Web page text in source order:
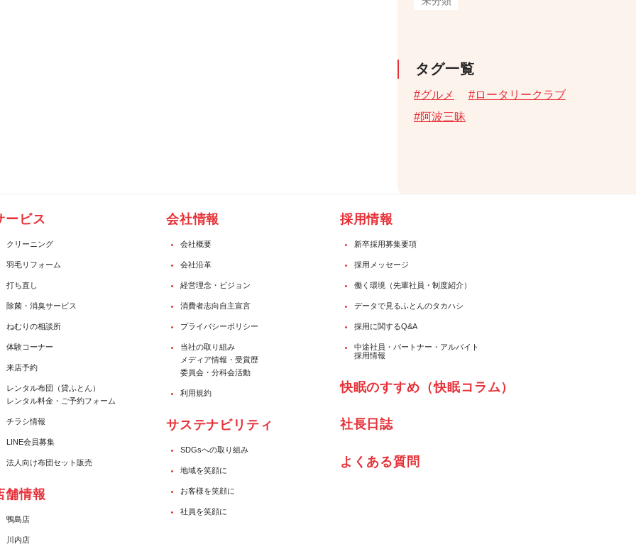
タグ一覧
グルメ
ロータリークラブ
阿波三昧
ービス
クリーニング
羽毛リフォーム
打ち直し
除菌・消臭サービス
ねむりの相談所
体験コーナー
来店予約
レンタル布団（貸ふとん）
レンタル料金・ご予約フォーム
チラシ情報
LINE会員募集
法人向け布団セット販売
舗情報
鴨島店
川内店
会社情報
会社概要
会社沿革
経営理念・ビジョン
消費者志向自主宣言
プライバシーポリシー
当社の取り組み
メディア情報・受賞歴
委員会・分科会活動
利用規約
サステナビリティ
SDGsへの取り組み
地域を笑顔に
お客様を笑顔に
社員を笑顔に
採用情報
新卒採用募集要項
採用メッセージ
働く環境（先輩社員・制度紹介）
データで見るふとんのタカハシ
採用に関するQ&A
中途社員・パートナー・アルバイト
採用情報
快眠のすすめ（快眠コラム）
社⾧日誌
よくある質問